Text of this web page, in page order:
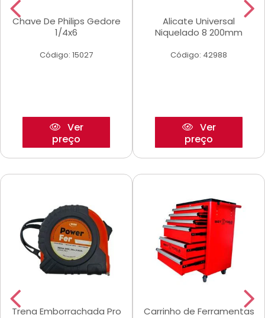
Chave De Philips Gedore
1/4x6
Código: 15027
Ver
preço
Alicate Universal
Niquelado 8 200mm
Código: 42988
Ver
preço
Trena Emborrachada Pro
Carrinho de Ferramentas